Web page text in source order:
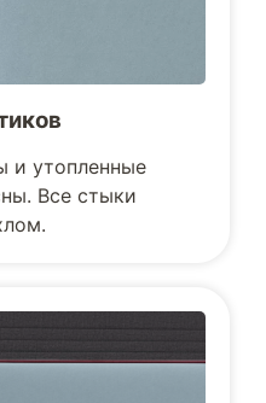
и утопленные
Все стыки